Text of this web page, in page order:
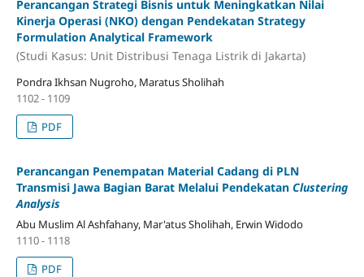
Perancangan Strategi Bisnis untuk Meningkatkan Nilai
Kinerja Operasi (NKO) dengan Pendekatan Strategy
Formulation Analytical Framework
(Studi Kasus: Unit Distribusi Tenaga Listrik di Jakarta)
Pondra Ikhsan Nugroho, Maratus Sholihah
1102 - 1109
PDF
Perancangan Penempatan Material Cadang di PLN
Transmisi Jawa Bagian Barat Melalui Pendekatan Clustering
Analysis
Abu Muslim Al Ashfahany, Mar'atus Sholihah, Erwin Widodo
1110 - 1118
PDF